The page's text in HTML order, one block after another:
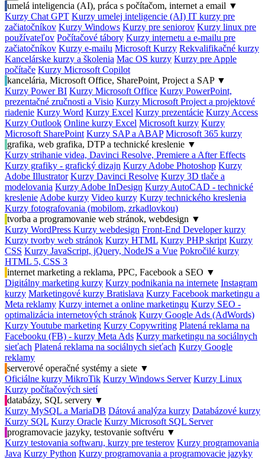
umelá inteligencia (AI), práca s počítačom, internet a email ▼
Kurzy Chat GPT Kurzy umelej inteligencie (AI) IT kurzy pre
začiatočníkov Kurzy Windows Kurzy pre seniorov Kurzy linux pre
používateľov Počítačové tábory Kurzy internetu a e-mailu pre
začiatočníkov Kurzy e-mailu Microsoft Kurzy Rekvalifikačné kurzy
Kancelárske kurzy a školenia Mac OS kurzy Kurzy pre Apple
počítače Kurzy Microsoft Copilot
kancelária, Microsoft Office, SharePoint, Project a SAP ▼
Kurzy Power BI Kurzy Microsoft Office Kurzy PowerPoint,
prezentačné zručnosti a Visio Kurzy Microsoft Project a projektové
riadenie Kurzy Word Kurzy Excel Kurzy prezentácie Kurzy Access
Kurzy Outlook Online kurzy Excel Microsoft kurzy Kurzy
Microsoft SharePoint Kurzy SAP a ABAP Microsoft 365 kurzy
grafika, web grafika, DTP a technické kreslenie ▼
Kurzy strihanie videa, Davinci Resolve, Premiere a After Effects
Kurzy grafiky - grafický dizajn Kurzy Adobe Photoshop Kurzy
Adobe Illustrator Kurzy Davinci Resolve Kurzy 3D tlače a
modelovania Kurzy Adobe InDesign Kurzy AutoCAD - technické
kreslenie Adobe kurzy Video kurzy Kurzy technického kreslenia
Kurzy fotografovania (mobilom, zrkadlovkou)
tvorba a programovanie web stránok, webdesign ▼
Kurzy WordPress Kurzy webdesign Front-End Developer kurzy
Kurzy tvorby web stránok Kurzy HTML Kurzy PHP skript Kurzy
CSS Kurzy JavaScript, jQuery, NodeJS a Vue Pokročilé kurzy
HTML 5, CSS 3
internet marketing a reklama, PPC, Facebook a SEO ▼
Digitálny marketing kurzy Kurzy podnikania na internete Instagram
kurzy Marketingové kurzy Bratislava Kurzy Facebook marketingu a
Meta reklamy Kurzy internet a online marketingu Kurzy SEO -
optimalizácia internetových stránok Kurzy Google Ads (AdWords)
Kurzy Youtube marketing Kurzy Copywriting Platená reklama na
Facebooku (FB) - kurzy Meta Ads Kurzy marketingu na sociálnych
sieťach Platená reklama na sociálnych sieťach Kurzy Google
reklamy
serverové operačné systémy a siete ▼
Oficiálne kurzy MikroTik Kurzy Windows Server Kurzy Linux
Kurzy počítačových sietí
databázy, SQL servery ▼
Kurzy MySQL a MariaDB Dátová analýza kurzy Databázové kurzy
Kurzy SQL Kurzy Oracle Kurzy Microsoft SQL Server
programovacie jazyky, testovanie softvéru ▼
Kurzy testovania softwaru, kurzy pre testerov Kurzy programovania
Java Kurzy Python Kurzy programovania a programovacie jazyky